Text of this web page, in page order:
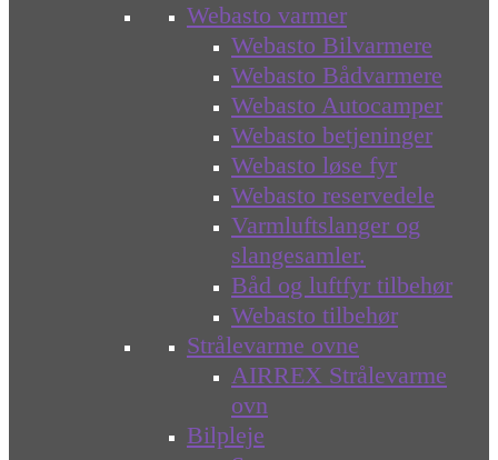
Webasto varmer
Webasto Bilvarmere
Webasto Bådvarmere
Webasto Autocamper
Webasto betjeninger
Webasto løse fyr
Webasto reservedele
Varmluftslanger og
slangesamler.
Båd og luftfyr tilbehør
Webasto tilbehør
Strålevarme ovne
AIRREX Strålevarme
ovn
Bilpleje